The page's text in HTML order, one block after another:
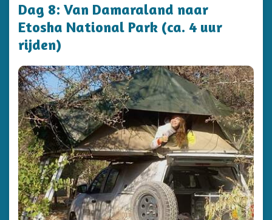
Dag 8: Van Damaraland naar
Etosha National Park (ca. 4 uur
rijden)